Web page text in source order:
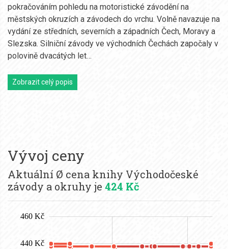
pokračováním pohledu na motoristické závodění na
městských okruzích a závodech do vrchu. Volně navazuje na
vydání ze středních, severních a západních Čech, Moravy a
Slezska. Silniční závody ve východních Čechách započaly v
polovině dvacátých let…
Zobrazit celý popis
Vývoj ceny
Aktuální Ø cena knihy Východočeské
závody a okruhy je 424 Kč